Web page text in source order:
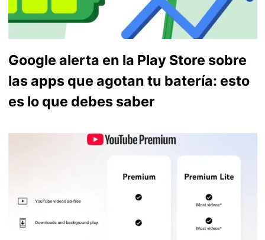
Google alerta en la Play Store sobre
las apps que agotan tu batería: esto
es lo que debes saber